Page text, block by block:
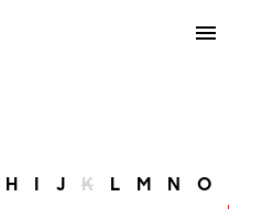
H I J K L M N O